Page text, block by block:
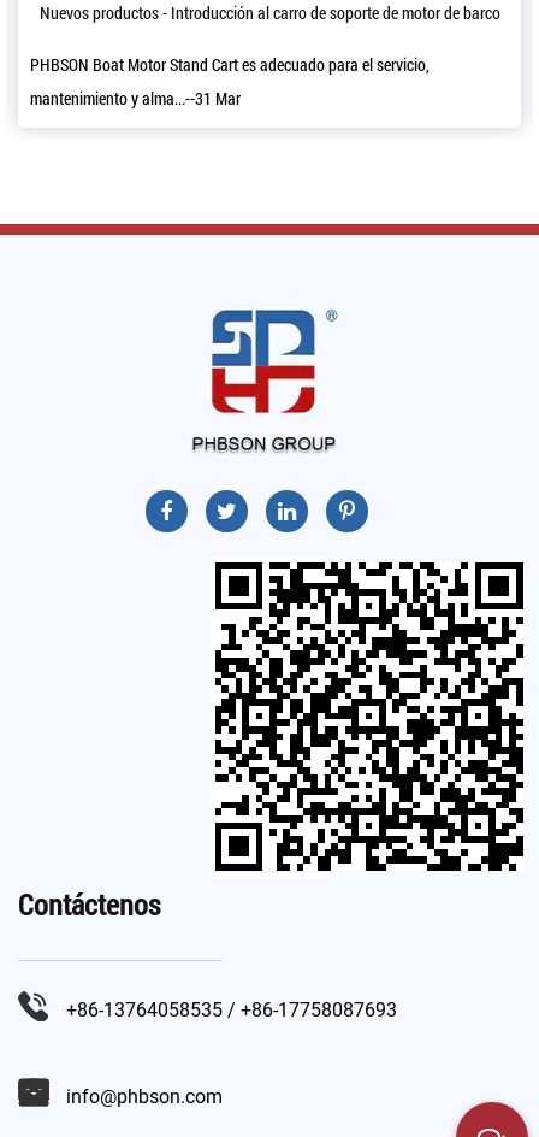
- Introducción al carro de soporte de motor de barco
Stand Cart es adecuado para el servicio,
31 Mar
Ya sea que tenga
Contáctenos
+86-13764058535 / +86-17758087693
info@phbson.com